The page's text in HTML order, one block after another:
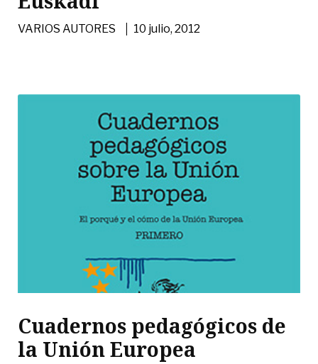
VARIOS AUTORES | 10 julio, 2012
Cuadernos pedagógicos de
la Unión Europea